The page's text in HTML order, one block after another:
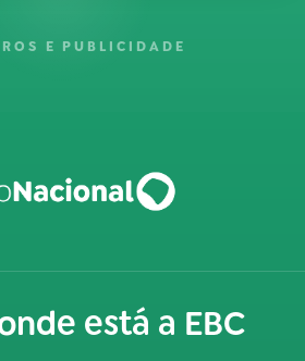
E PUBLICIDADE
está a EBC